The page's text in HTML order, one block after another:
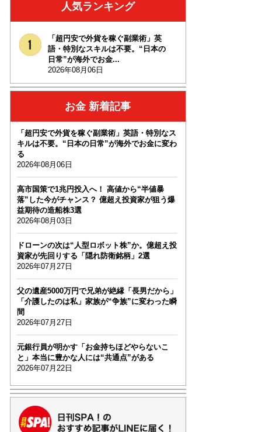
人気ランキング
「超円安で外貨を稼ぐ副業術」英
語・特別なスキルは不要。“日本の
日常”が海外でお金...
2026年08月06日
お金 新着記事
「超円安で外貨を稼ぐ副業術」英語・特別なス
キルは不要。“日本の日常”が海外でお金に変わ
る
2026年08月06日
高市国策で1兆円投入へ！ 高値から“半値暴
落”した今がチャンス？ 億超え投資家が狙う爆
益期待の造船株3選
2026年08月03日
ドローンの次は“人型ロボット株”か。億超え投
資家が先回りする「隠れ防衛銘柄」2選
2026年07月27日
父の遺産5000万円で兄弟が絶縁「長男だから」
「介護したのは私」家族が“争族”に変わった瞬
間
2026年07月27日
元銀行員が明かす「お金持ちほどやらないこ
と」本当に豊かな人には“共通点”がある
2026年07月22日